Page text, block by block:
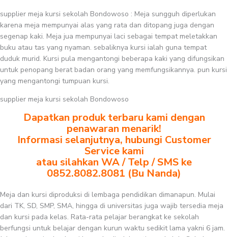
supplier meja kursi sekolah Bondowoso : Meja sungguh diperlukan
karena meja mempunyai alas yang rata dan ditopang juga dengan
segenap kaki. Meja jua mempunyai laci sebagai tempat meletakkan
buku atau tas yang nyaman. sebaliknya kursi ialah guna tempat
duduk murid. Kursi pula mengantongi beberapa kaki yang difungsikan
untuk penopang berat badan orang yang memfungsikannya. pun kursi
yang mengantongi tumpuan kursi.
supplier meja kursi sekolah Bondowoso
Dapatkan produk terbaru kami dengan
penawaran menarik!
Informasi selanjutnya, hubungi Customer
Service kami
atau silahkan WA / Telp / SMS ke
0852.8082.8081 (Bu Nanda)
Meja dan kursi diproduksi di lembaga pendidikan dimanapun. Mulai
dari TK, SD, SMP, SMA, hingga di universitas juga wajib tersedia meja
dan kursi pada kelas. Rata-rata pelajar berangkat ke sekolah
berfungsi untuk belajar dengan kurun waktu sedikit lama yakni 6 jam.